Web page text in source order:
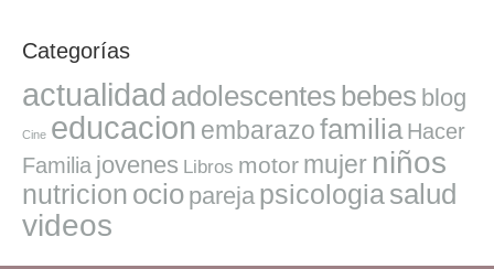
Categorías
actualidad adolescentes bebes blog
Cine educacion embarazofamilia Hacer
Familia jovenes Libros motor mujer niños
nutricion ocio pareja psicologiasalud
videos